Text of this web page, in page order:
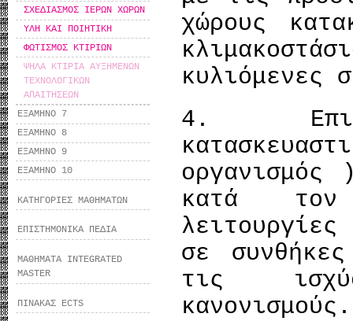
ΣΧΕΔΙΑΣΜΟΣ ΙΕΡΩΝ ΧΩΡΩΝ
ΥΛΗ ΚΑΙ ΠΟΙΗΤΙΚΗ
ΦΩΤΙΣΜΟΣ ΚΤΙΡΙΩΝ
ΨΗΛΑ ΚΤΙΡΙΑ ΑΥΞΗΜΕΝΩΝ
ΤΕΧΝΟΛΟΓΙΚΩΝ
ΑΠΑΙΤΗΣΕΩΝ
ΕΞΑΜΗΝΟ 7
ΕΞΑΜΗΝΟ 8
ΕΞΑΜΗΝΟ 9
ΕΞΑΜΗΝΟ 10
ΚΑΤΗΓΟΡΙΕΣ ΜΑΘΗΜΑΤΩΝ
ΕΠΙΣΤΗΜΟΝΙΚΑ ΠΕΔΙΑ
ΜΑΘΗΜΑΤΑ INTEGRATED
MASTER
ΠΙΝΑΚΑΣ ECTS
χώρους
κυλιόμενες
4.
κατά
σε
τις
κανονισμούς.